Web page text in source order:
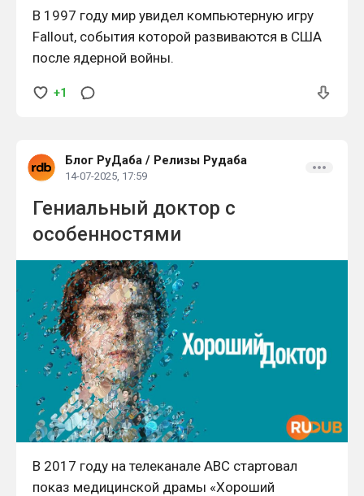
В 1997 году мир увидел компьютерную игру
Fallout, события которой развиваются в США
после ядерной войны.
+1
Блог РуДаба / Релизы Рудаба
14-07-2025, 17:59
Гениальный доктор с
особенностями
В 2017 году на телеканале ABC стартовал
показ медицинской драмы «Хороший